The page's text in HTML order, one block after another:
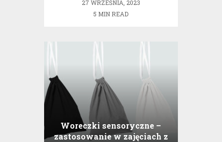
27 WRZEŚNIA, 2023
5 MIN READ
Woreczki sensoryczne –
zastosowanie w zajęciach z